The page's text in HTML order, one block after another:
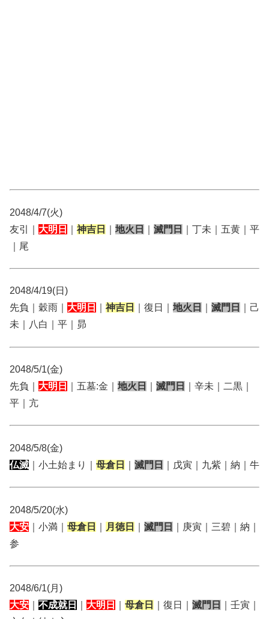
2048/4/7(火)
友引｜ 大明日 神吉日 地火日 滅門日
｜丁未｜五黄｜平
｜尾
2048/4/19(日)
先負｜穀雨｜ 大明日 神吉日 ｜復日｜ 地火日 滅門日
｜己
未｜八白｜平｜昴
2048/5/1(金)
先負｜ 大明日 ｜五墓:金｜ 地火日 滅門日
｜辛未｜二黒｜
平｜亢
2048/5/8(金)
仏滅 ｜小土始まり｜ 母倉日 滅門日 ｜戊寅｜九紫｜納｜牛
2048/5/20(水)
大安 ｜小満｜ 母倉日 月徳日 滅門日
｜庚寅｜三碧｜納｜
参
2048/6/1(月)
大安
不成就日 大明日 母倉日 ｜復日｜ 滅門日
｜壬寅｜